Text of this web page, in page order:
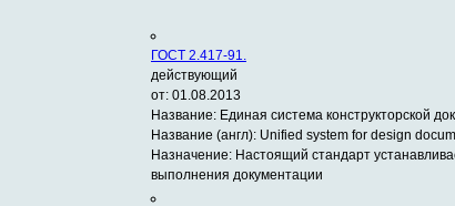
ГОСТ 2.417-91.
действующий
от: 01.08.2013
Название: Единая система конструкторской
Название (англ): Unified system for design
Назначение: Настоящий стандарт
выполнения документации